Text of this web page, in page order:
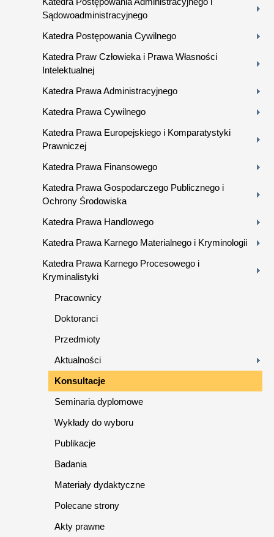
Sądowoadministracyjnego
Katedra Postępowania Cywilnego
Katedra Praw Człowieka i Prawa Własności
Intelektualnej
Katedra Prawa Administracyjnego
Katedra Prawa Cywilnego
Katedra Prawa Europejskiego i Komparatystyki
Prawniczej
Katedra Prawa Finansowego
Katedra Prawa Gospodarczego Publicznego i
Ochrony Środowiska
Katedra Prawa Handlowego
Katedra Prawa Karnego Materialnego i Kryminologii
Katedra Prawa Karnego Procesowego i
Kryminalistyki
Pracownicy
Doktoranci
Przedmioty
Aktualności
Konsultacje
Seminaria dyplomowe
Wykłady do wyboru
Publikacje
Badania
Materiały dydaktyczne
Polecane strony
Akty prawne